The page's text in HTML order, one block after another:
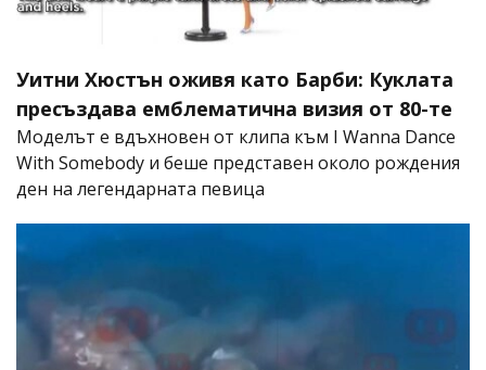
Уитни Хюстън оживя като Барби: Куклата
пресъздава емблематична визия от 80-те
Моделът е вдъхновен от клипа към I Wanna Dance
With Somebody и беше представен около рождения
ден на легендарната певица